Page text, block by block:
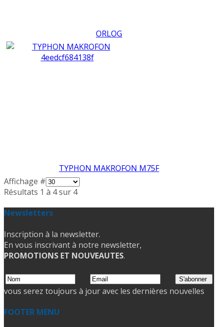
ORLOG
TYPHON MAKROFON M75F
Affichage #
Résultats 1 à 4 sur 4
Newsletters
Inscription à la newsletter.
En vous inscrivant à notre newsletter,
PROMOTIONS ET NOUVEAUTES.
vous serez toujours à jour avec les dernières nouvelles
FOOTER MENU